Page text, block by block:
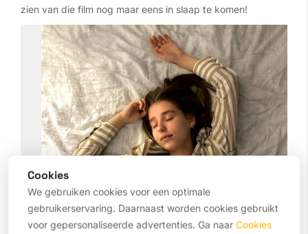
Cookies
We gebruiken cookies voor een optimale
gebruikerservaring. Daarnaast worden cookies gebruikt
voor gepersonaliseerde advertenties. Ga naar Cookies
zien van die film nog maar eens in slaap te komen!